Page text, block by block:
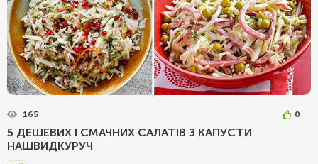
165 0
5 ДЕШЕВИХ І СМАЧНИХ САЛАТІВ З КАПУСТИ
НАШВИДКУРУЧ